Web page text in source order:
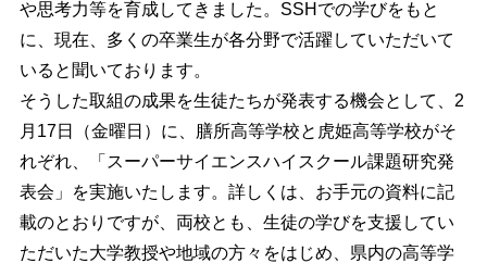
や思考力等を育成してきました。SSHでの学びをもと
に、現在、多くの卒業生が各分野で活躍していただいて
いると聞いております。
そうした取組の成果を生徒たちが発表する機会として、2
月17日（金曜日）に、膳所高等学校と虎姫高等学校がそ
れぞれ、「スーパーサイエンスハイスクール課題研究発
表会」を実施いたします。詳しくは、お手元の資料に記
載のとおりですが、両校とも、生徒の学びを支援してい
ただいた大学教授や地域の方々をはじめ、県内の高等学